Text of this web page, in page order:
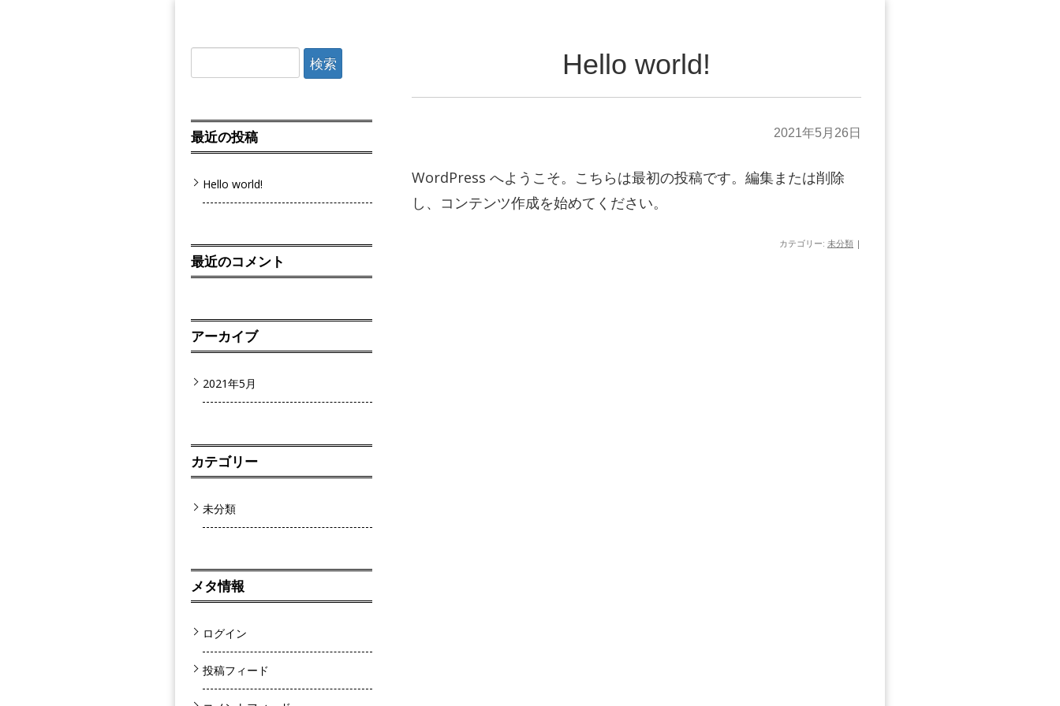
Hello world!
2021年5月26日
WordPress へようこそ。こちらは最初の投稿です。編集または削除
し、コンテンツ作成を始めてください。
カテゴリー: 未分類 |
索:
最近の投稿
Hello world!
最近のコメント
アーカイブ
2021年5月
カテゴリー
未分類
メタ情報
ログイン
投稿フィード